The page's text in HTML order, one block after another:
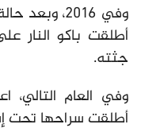
وفي 2016،
أطلقت باكو النار
جثته.
وفي العام التالي،
أطلقت سراحها تحت